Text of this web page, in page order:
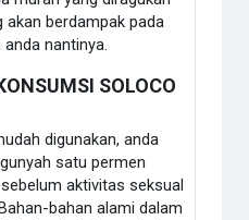
akan berdampak pada
nantinya.
SOLOCO
digunakan, anda
satu permen
aktivitas seksual
bahan alami dalam